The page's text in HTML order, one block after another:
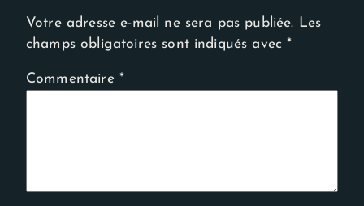
Votre adresse e-mail ne sera pas publiée. Les
champs obligatoires sont indiqués avec*
Commentaire *